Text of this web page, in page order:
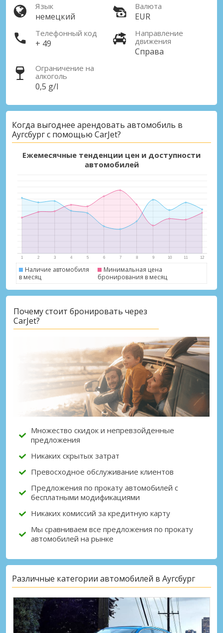
Лучшие сбережения
Получите доступ к эксклюзивным
предложениям партнёров
Войти с помощью eLink
Язык
немецкий
Валюта
EUR
Телефонный код
+ 49
Направление
движения
Справа
Ограничение на
алкоголь
0,5 g/l
Когда выгоднее арендовать автомобиль в
Аугсбург с помощью CarJet?
Ежемесячные тенденции цен и доступности
автомобилей
Наличие автомобиля
в месяц
Минимальная цена
бронирования в месяц
Почему стоит бронировать через
CarJet?
Множество скидок и непревзойденные
предложения
Никаких скрытых затрат
Превосходное обслуживание клиентов
Предложения по прокату автомобилей с
бесплатными модификациями
Никаких комиссий за кредитную карту
Мы сравниваем все предложения по прокату
автомобилей на рынке
Различные категории автомобилей в Аугсбург